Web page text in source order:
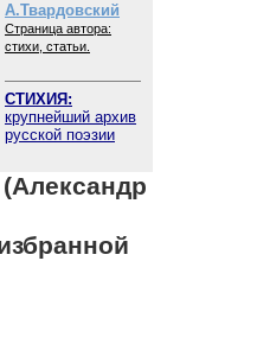
А.Твардовский
Страница автора:
стихи, статьи.
СТИХИЯ:
крупнейший архив
русской поэзии